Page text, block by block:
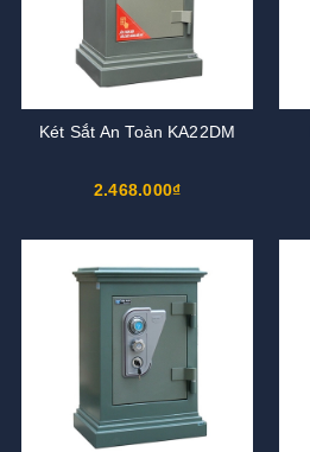
Két Sắt An Toàn KA22DM
2.468.000₫